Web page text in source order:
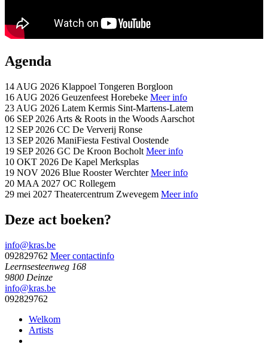
Agenda
14 AUG 2026 Klappoel Tongeren Borgloon
16 AUG 2026 Geuzenfeest Horebeke Meer info
23 AUG 2026 Latem Kermis Sint-Martens-Latem
06 SEP 2026 Arts & Roots in the Woods Aarschot
12 SEP 2026 CC De Ververij Ronse
13 SEP 2026 ManiFiesta Festival Oostende
19 SEP 2026 GC De Kroon Bocholt Meer info
10 OKT 2026 De Kapel Merksplas
19 NOV 2026 Blue RoosterWerchter Meer info
20 MAA 2027 OC Rollegem
29 mei 2027 Theatercentrum Zwevegem Meer info
Deze act boeken?
info@kras.be
092829762 Meer contactinfo
Leernsesteenweg 168
9800 Deinze
info@kras.be
092829762
Welkom
Artists